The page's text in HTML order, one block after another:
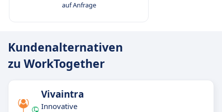
auf Anfrage
Kundenalternativen
zu WorkTogether
Vivaintra
Innovative